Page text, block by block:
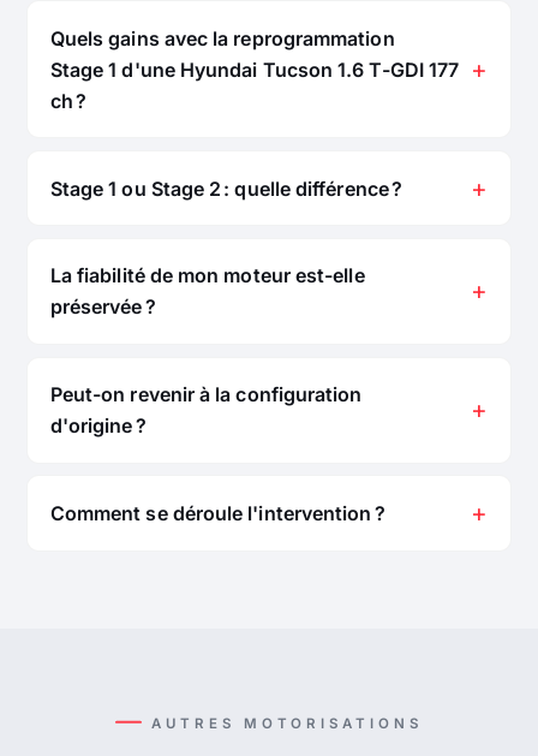
Quels gains avec la reprogrammation
Stage 1 d'une Hyundai Tucson 1.6 T-GDI 177
ch ?
Stage 1 ou Stage 2 : quelle différence ?
La fiabilité de mon moteur est-elle
préservée ?
Peut-on revenir à la configuration
d'origine ?
Comment se déroule l'intervention ?
AUTRES MOTORISATIONS